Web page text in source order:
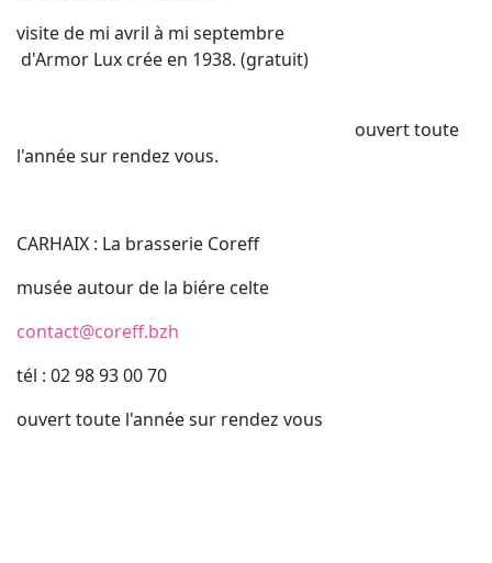
visite de mi avril à mi septembre
d'Armor Lux crée en 1938. (gratuit)
ouvert toute
l'année sur rendez vous.
CARHAIX : La brasserie Coreff
musée autour de la biére celte
contact@coreff.bzh
tél : 02 98 93 00 70
ouvert toute l'année sur rendez vous